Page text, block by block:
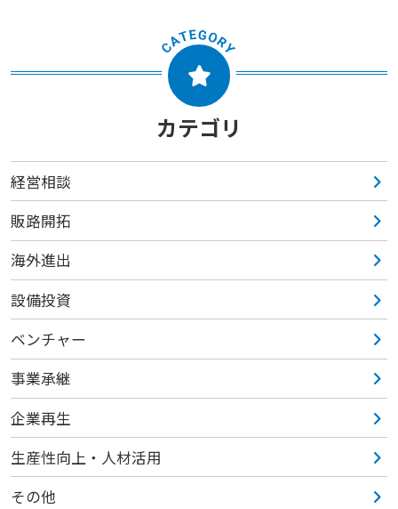
カテゴリ
経営相談
販路開拓
海外進出
設備投資
ベンチャー
事業承継
企業再生
生産性向上・人材活用
その他